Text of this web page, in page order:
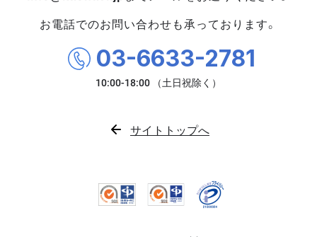
お電話でのお問い合わせも承っております。
03-6633-2781
サイトトップへ